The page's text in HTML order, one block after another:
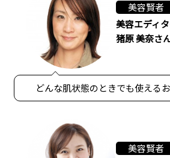
美容賢者
美容エディ
猪原 美奈さ
どんな肌状態のときでも使える
美容賢者